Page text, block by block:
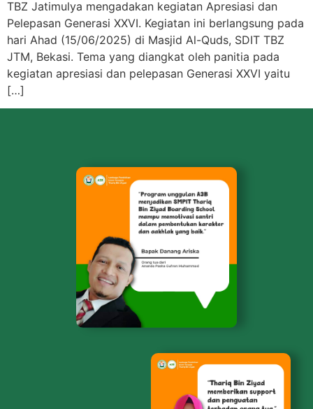
TBZ Jatimulya mengadakan kegiatan Apresiasi dan
Pelepasan Generasi XXVI. Kegiatan ini berlangsung pada
hari Ahad (15/06/2025) di Masjid Al-Quds, SDIT TBZ
JTM, Bekasi. Tema yang diangkat oleh panitia pada
kegiatan apresiasi dan pelepasan Generasi XXVI yaitu
[…]